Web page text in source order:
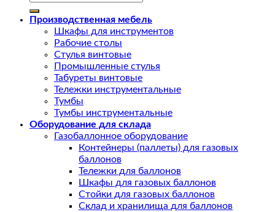
Производственная мебель
Шкафы для инструментов
Рабочие столы
Стулья винтовые
Промышленные стулья
Табуреты винтовые
Тележки инструментальные
Тумбы
Тумбы инструментальные
Оборудование для склада
Газобаллонное оборудование
Контейнеры (паллеты) для газовых
баллонов
Тележки для баллонов
Шкафы для газовых баллонов
Стойки для газовых баллонов
Склад и хранилища для баллонов